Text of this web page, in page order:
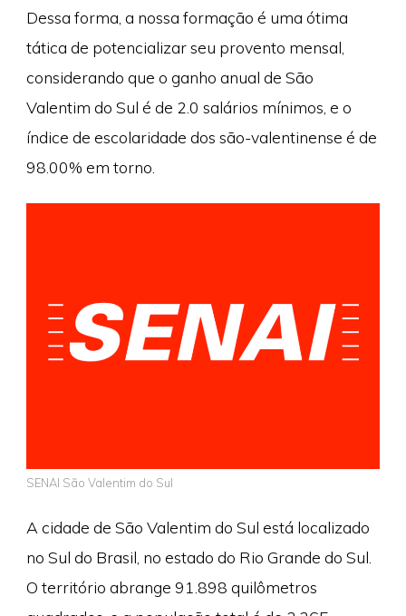
Dessa forma, a nossa formação é uma ótima
tática de potencializar seu provento mensal,
considerando que o ganho anual de São
Valentim do Sul é de 2.0 salários mínimos, e o
índice de escolaridade dos são-valentinense é de
98.00% em torno.
SENAI São Valentim do Sul
A cidade de São Valentim do Sul está localizado
no Sul do Brasil, no estado do Rio Grande do Sul.
O território abrange 91.898 quilômetros